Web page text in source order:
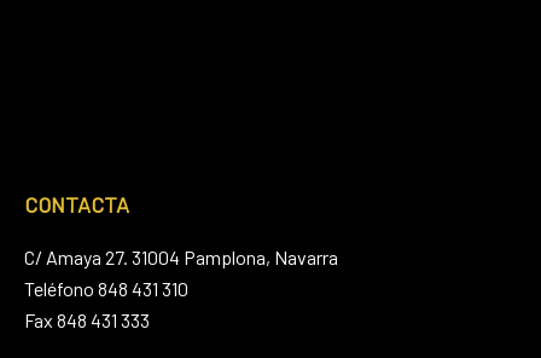
CONTACTA
C/ Amaya 27. 31004 Pamplona, Navarra
Teléfono 848 431 310
Fax 848 431 333